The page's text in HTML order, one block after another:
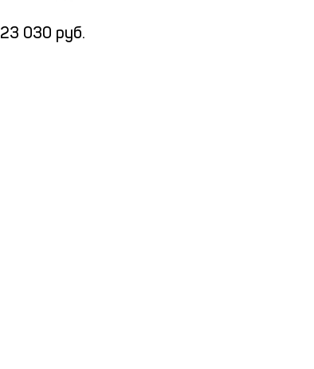
23 030 руб.